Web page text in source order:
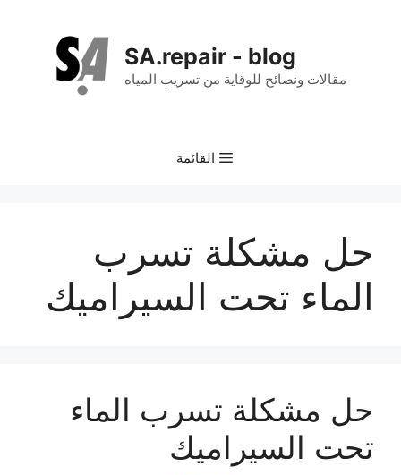
SA.repair - blog
مقالات ونصائح للوقاية من تسريب المياه
القائمة
حل مشكلة تسرب
الماء تحت السيراميك
حل مشكلة تسرب الماء
تحت السيراميك